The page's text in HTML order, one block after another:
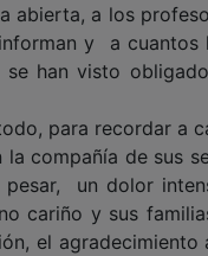
abierta, a los
y a cuantos
han visto
para recordar a
compañía de sus
pesar, un dolor
cariño y sus
el agradecimiento